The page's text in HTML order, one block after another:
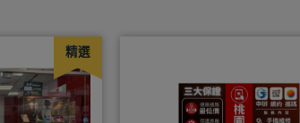
精選